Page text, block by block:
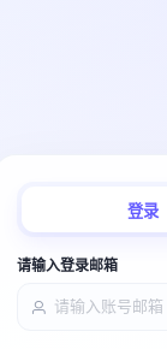
登录
请输入登录邮箱